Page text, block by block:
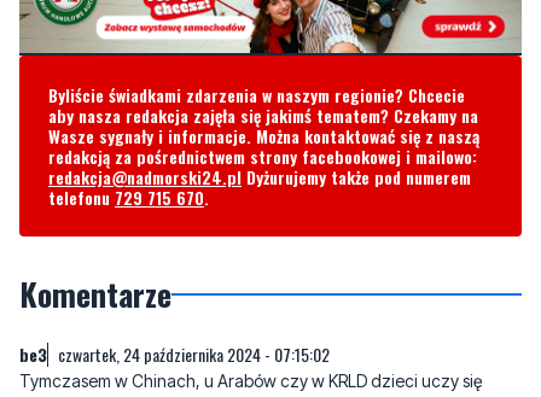
Byliście świadkami zdarzenia w naszym regionie? Chcecie
aby nasza redakcja zajęła się jakimś tematem? Czekamy na
Wasze sygnały i informacje. Można kontaktować się z naszą
redakcja@nadmorski24.plDyżurujemy także pod numerem
telefonu729 715 670.
Komentarze
Tymczasem w Chinach, u Arabów czy w KRLD dzieci uczy się
łatwo sobie wyobrazić.Oni raczej nie będą słuchać o waszych
traumach, prawach, równości i tolerancji.